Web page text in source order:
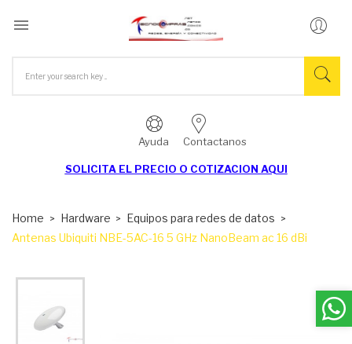

Ayuda Contactanos
SOLICITA EL PRECIO O COTIZACION AQUI
Home Hardware
Equipos para redes de datos
Antenas Ubiquiti NBE-5AC-16 5 GHz NanoBeam ac 16 dBi